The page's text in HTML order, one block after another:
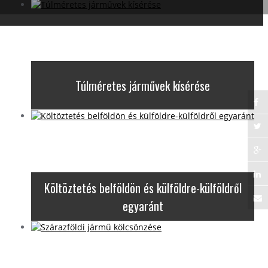
Túlméretes járművek kísérése
Költöztetés belföldön és külföldre-külföldről
egyaránt